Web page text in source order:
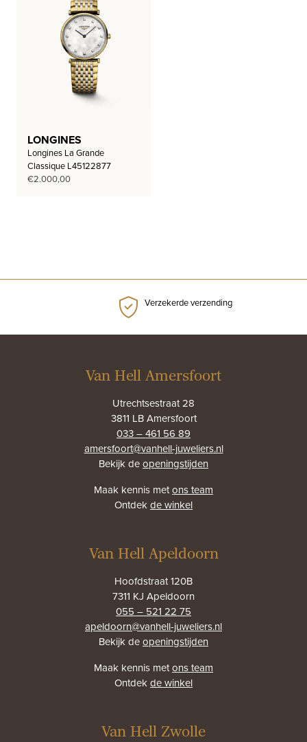
LONGINES
Longines La Grande
Classique L45122877
€2.000,00
Verzekerde verzending
Van Hell Amersfoort
Utrechtsestraat 28
3811 LB Amersfoort
033 – 461 56 89
amersfoort@vanhell-juweliers.nl
Bekijk deopeningstijden
Maak kennis metons team
Ontdekde winkel
Van Hell Apeldoorn
Hoofdstraat 120B
7311 KJ Apeldoorn
055 – 521 22 75
apeldoorn@vanhell-juweliers.nl
Bekijk deopeningstijden
Maak kennis metons team
Ontdekde winkel
Van Hell Zwolle